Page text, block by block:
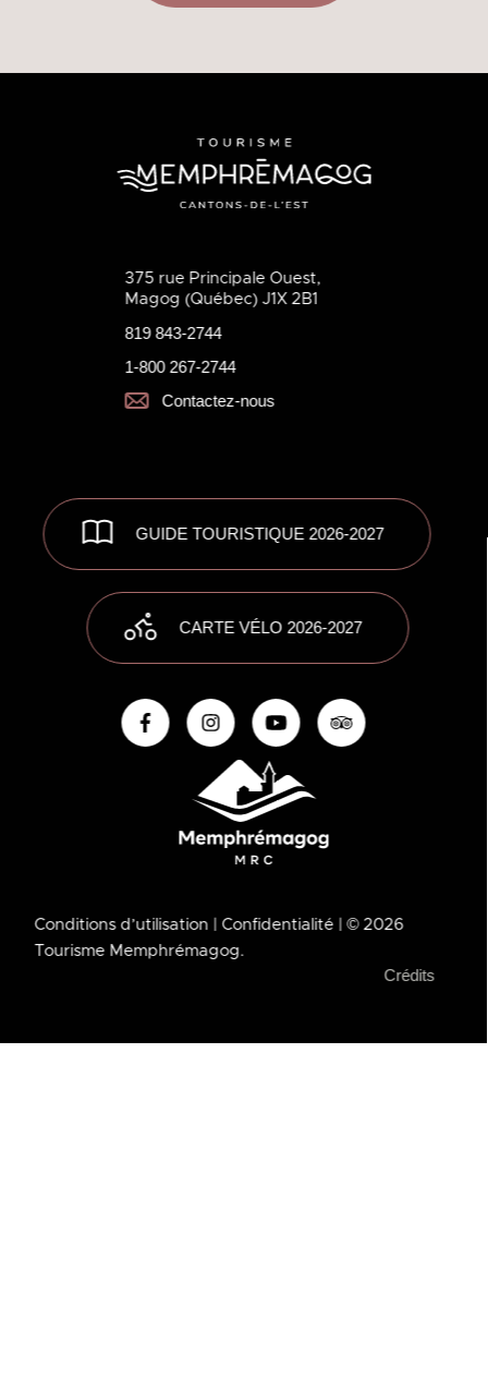
375 rue Principale Ouest,
Magog (Québec) J1X 2B1
819 843-2744
1-800 267-2744
Contactez-nous
GUIDE TOURISTIQUE 2026-2027
CARTE VÉLO 2026-2027
Conditions d’utilisation | Confidentialité | © 2026
Tourisme Memphrémagog.
Crédits